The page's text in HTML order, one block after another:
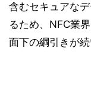
含むセキュアな
るため、NFC業
面下の綱引きが続